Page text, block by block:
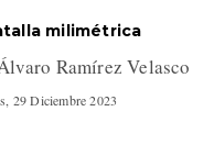
milimétrica
Ramírez Velasco
29 Diciembre 2023